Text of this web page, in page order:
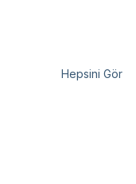
Hepsini Gör